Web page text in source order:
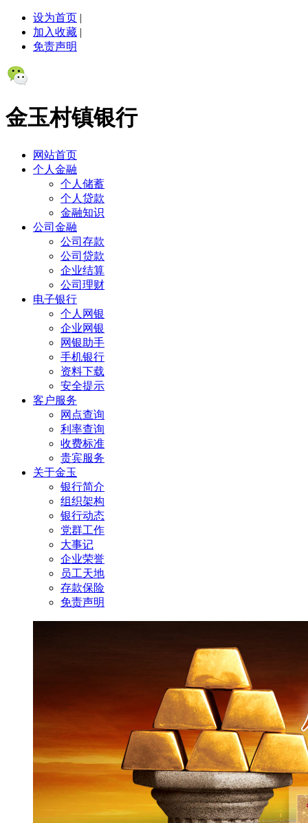
设为首页 |
加入收藏 |
免责声明
金玉村镇银行
网站首页
个人金融
个人储蓄
个人贷款
金融知识
公司金融
公司存款
公司贷款
企业结算
公司理财
电子银行
个人网银
企业网银
网银助手
手机银行
资料下载
安全提示
客户服务
网点查询
利率查询
收费标准
贵宾服务
关于金玉
银行简介
组织架构
银行动态
党群工作
大事记
企业荣誉
员工天地
存款保险
免责声明